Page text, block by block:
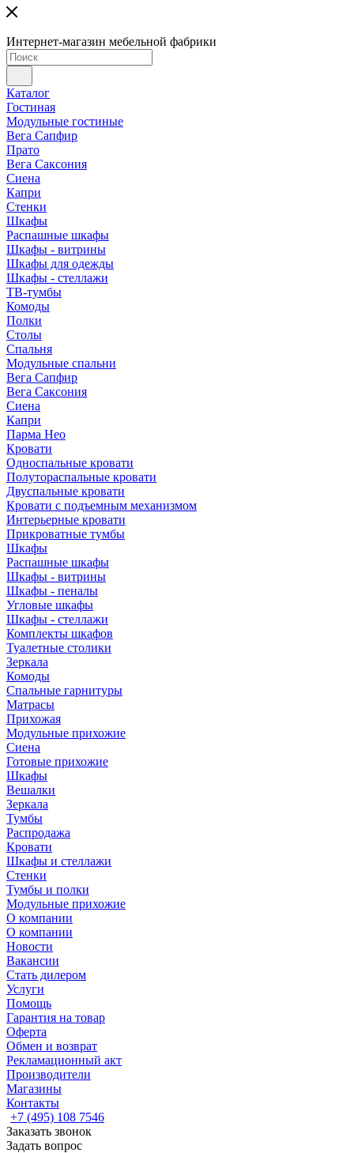
Интернет-магазин мебельной фабрики
Каталог
Гостиная
Модульные гостиные
Вега Сапфир
Прато
Вега Саксония
Сиена
Капри
Стенки
Шкафы
Распашные шкафы
Шкафы - витрины
Шкафы для одежды
Шкафы - стеллажи
ТВ-тумбы
Комоды
Полки
Столы
Спальня
Модульные спальни
Вега Сапфир
Вега Саксония
Сиена
Капри
Парма Нео
Кровати
Односпальные кровати
Полутораспальные кровати
Двуспальные кровати
Кровати с подъемным механизмом
Интерьерные кровати
Прикроватные тумбы
Шкафы
Распашные шкафы
Шкафы - витрины
Шкафы - пеналы
Угловые шкафы
Шкафы - стеллажи
Комплекты шкафов
Туалетные столики
Зеркала
Комоды
Спальные гарнитуры
Матрасы
Прихожая
Модульные прихожие
Сиена
Готовые прихожие
Шкафы
Вешалки
Зеркала
Тумбы
Распродажа
Кровати
Шкафы и стеллажи
Стенки
Тумбы и полки
Модульные прихожие
О компании
О компании
Новости
Вакансии
Стать дилером
Услуги
Помощь
Гарантия на товар
Оферта
Обмен и возврат
Рекламационный акт
Производители
Магазины
Контакты
+7 (495) 108 7546
Заказать звонок
Задать вопрос